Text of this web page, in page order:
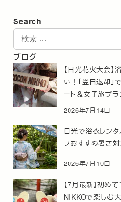
Search
検
索
ブログ
【日光花火大会
い！「翌日返却」
ート＆女子旅プラ
2026年7月14日
日光で浴衣レン
フおすすめ暑さ対
2026年7月10日
【7月最新】初め
NIKKOで楽しむ